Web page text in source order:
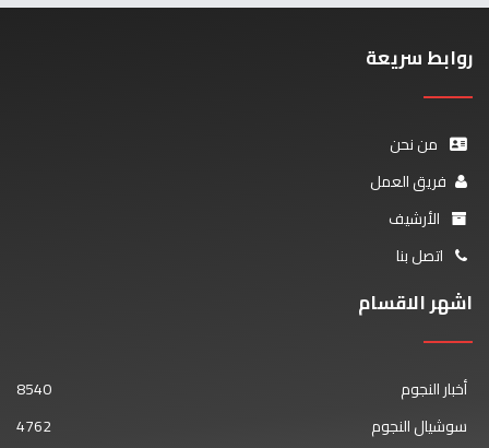
روابط سريعة
من نحن
فريق العمل
الأرشيف
اتصل بنا
اشهر الاقسام
أخبار النجوم
8540
سوشيال النجوم
4762